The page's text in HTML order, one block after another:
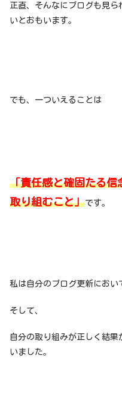
正直、そんなにブログも見
いとおもいます。
でも、一ついえることは
「責任感と確固たる信
取り組むこと」です。
私は自分のブログ更新におい
そして、
自分の取り組みが正しく結
いました。